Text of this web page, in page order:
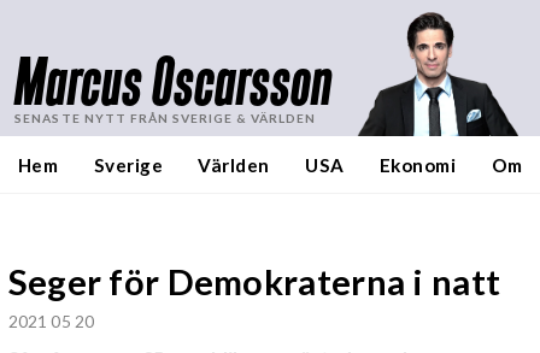
Marcus Oscarsson
SENASTE NYTT FRÅN SVERIGE & VÄRLDEN
Hem Sverige Världen USA Ekonomi Om
Seger för Demokraterna i natt
2021 05 20